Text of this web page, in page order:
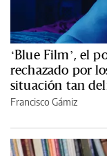
‘Blue Film’, el
rechazado por
situación tan
Francisco Gámiz